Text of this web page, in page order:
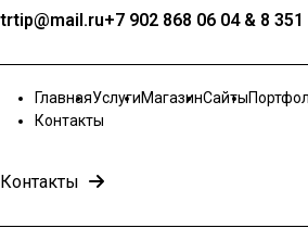
trtip@mail.ru+7 902 868 06 04 & 8
ГлавнаяУслугиМагазинСайты
Контакты
Контакты